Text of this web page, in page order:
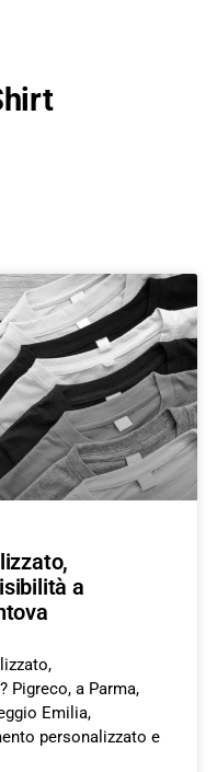
a
Pigreco, a Parma,
Emilia,
personalizzato e